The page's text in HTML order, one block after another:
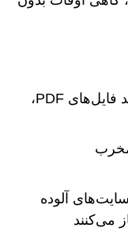
باز کردن پیوست‌های آلوده مانند فایل‌های PDF،
مخرب
آلوده
می‌کنند